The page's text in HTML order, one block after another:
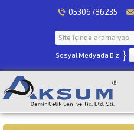
05306786235
Sosyal Medyada Biz }